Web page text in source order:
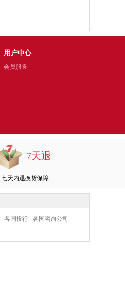
用户中心
会员服务
7天退
七天内退换货保障
各国投行
各国咨询公司